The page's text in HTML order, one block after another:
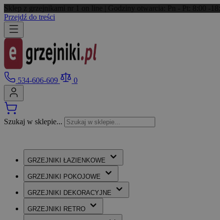
Przejdź do treści
534-606-609 0
Szukaj w sklepie...
GRZEJNIKI ŁAZIENKOWE
GRZEJNIKI POKOJOWE
GRZEJNIKI DEKORACYJNE
GRZEJNIKI RETRO